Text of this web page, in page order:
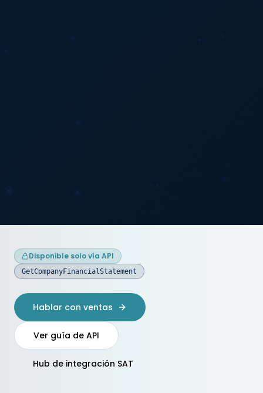
Disponible solo vía API
GetCompanyFinancialStatement
Hablar con ventas
Ver guía de API
Hub de integración SAT